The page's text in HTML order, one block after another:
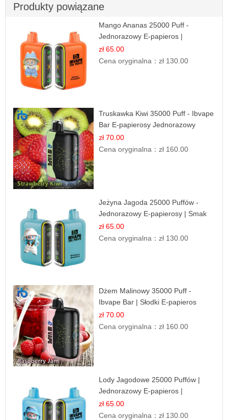
Produkty powiązane
Mango Ananas 25000 Puff -
Jednorazowy E-papieros |
Egzotyczny Smak
zł 65.00
Cena oryginalna：zł 130.00
Truskawka Kiwi 35000 Puff - Ibvape
Bar E-papierosy Jednorazowy
zł 70.00
Cena oryginalna：zł 160.00
Jeżyna Jagoda 25000 Puffów -
Jednorazowy E-papierosy | Smak
Leśnych Owoców
zł 65.00
Cena oryginalna：zł 130.00
Dżem Malinowy 35000 Puff -
Ibvape Bar | Słodki E-papieros
Jednorazowy
zł 70.00
Cena oryginalna：zł 160.00
Lody Jagodowe 25000 Puffów |
Jednorazowy E-papieros |
Deserowy Smak
zł 65.00
Cena oryginalna：zł 130.00